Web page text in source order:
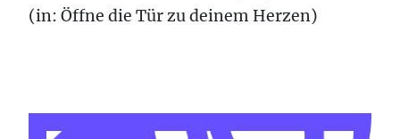
(in: Öffne die Tür zu deinem Herzen)